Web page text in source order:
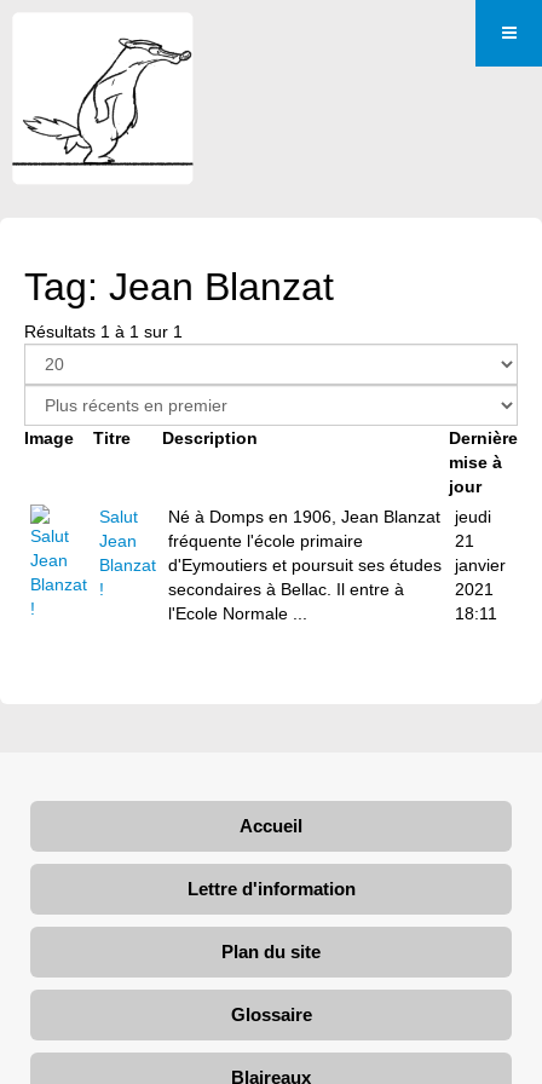
Tag: Jean Blanzat
Résultats 1 à 1 sur 1
Image Titre Description
Dernière
mise à
jour
Salut
Jean
Blanzat
!
Né à Domps en 1906, Jean Blanzat
fréquente l'école primaire
d'Eymoutiers et poursuit ses études
secondaires à Bellac. Il entre à
l'Ecole Normale ...
jeudi
21
janvier
2021
18:11
Accueil
Lettre d'information
Plan du site
Glossaire
Blaireaux